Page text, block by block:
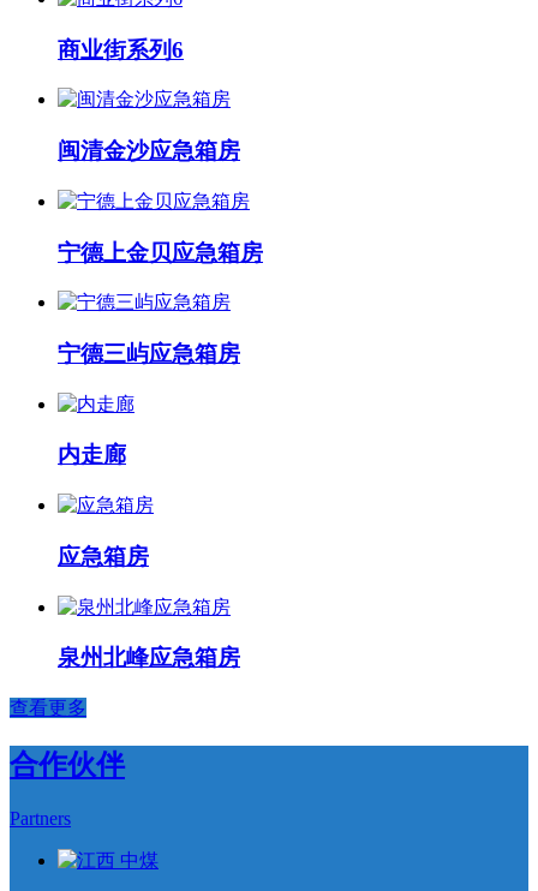
商业街系列6
闽清金沙应急箱房
宁德上金贝应急箱房
宁德三屿应急箱房
内走廊
应急箱房
泉州北峰应急箱房
查看更多
合作伙伴
Partners